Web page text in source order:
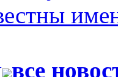
все